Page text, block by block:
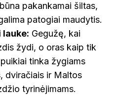
pakankamai šiltas,
patogiai maudytis.
lauke: Gegužę, kai
žydi, o oras kaip tik
tinka žygiams
dviračiais ir Maltos
tyrinėjimams.